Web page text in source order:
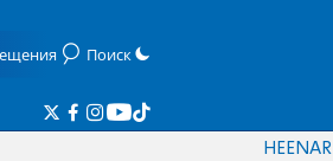
Поиск
HEENAR